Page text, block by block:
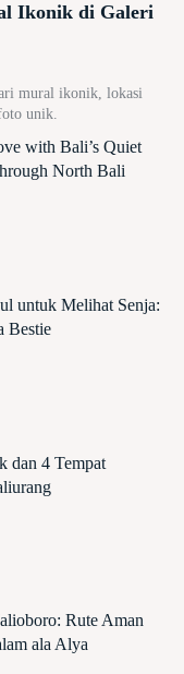
Ikonik di Galeri
mural ikonik, lokasi
unik.
with Bali’s Quiet
North Bali
untuk Melihat Senja:
Bestie
dan 4 Tempat
Rute Aman
ala Alya